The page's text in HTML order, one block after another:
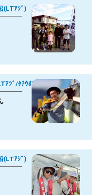
ｱｼﾞ)
ｼﾞ/ﾀﾁｳｵ)
ｱｼﾞ)